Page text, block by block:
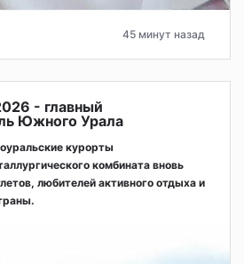
45 минут назад
- главный
Южного Урала
курорты
комбината вновь
любителей активного отдыха и